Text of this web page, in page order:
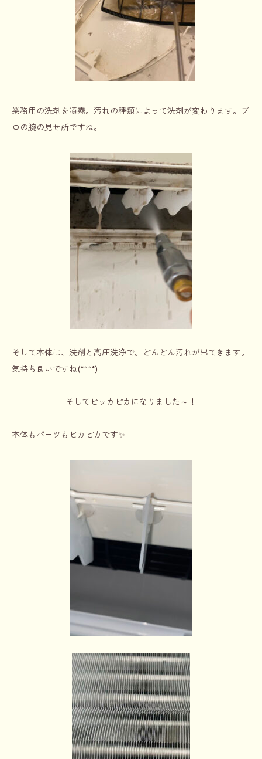
業務用の洗剤を噴霧。汚れの種類によって洗剤が変わります。プ
ロの腕の見せ所ですね。
そして本体は、洗剤と高圧洗浄で。どんどん汚れが出てきます。
気持ち良いですね(*^^*)
そしてピッカピカになりました～！
本体もパーツもピカピカです✨